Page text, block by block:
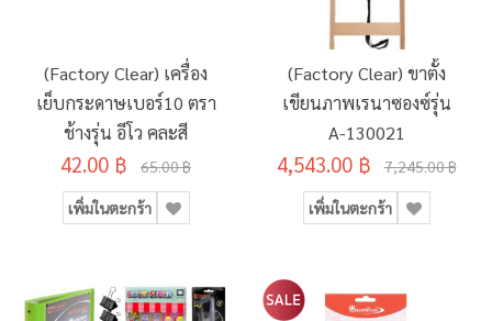
(Factory Clear) เครื่อง
เย็บกระดาษเบอร์10 ตรา
ช้างรุ่น อีโว คละสี
42.00 ฿ 65.00 ฿
เพิ่มในตะกร้า
(Factory Clear) ขาตั้ง
เขียนภาพเรนาซองซ์รุ่น
A-130021
4,543.00 ฿ 7,245.00 ฿
เพิ่มในตะกร้า